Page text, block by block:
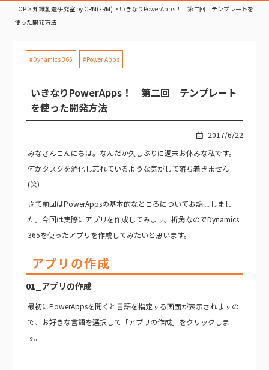
TOP >知識創造研究室 by CRM(xRM) > いきなりPowerApps！ 第二回 テンプレートを
使った開発方法
#Dynamics 365 #Power Apps
いきなりPowerApps！ 第二回 テンプレート
を使った開発方法
2017/6/22
みなさんこんにちは。なんだか久しぶりに週末お休みな私です。
何かタスクを消化し忘れているような気がして落ち着きません
(笑)
さて前回はPowerAppsの基本的なところについてお話ししまし
た。今回は実際にアプリを作成してみます。折角なのでDynamics
365を使ったアプリを作成してみたいと思います。
アプリの作成
01_アプリの作成
最初にPowerAppsを開くと言語を指定する画面が表示されますの
で、お好きな言語を選択して「アプリの作成」をクリックしま
す。